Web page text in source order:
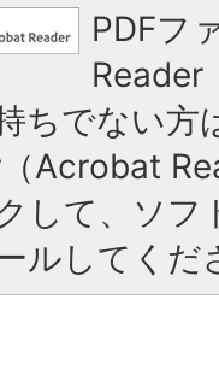
PDFフ
Reader
ちでない方
Acrobat
して、ソフ
ルしてくだ